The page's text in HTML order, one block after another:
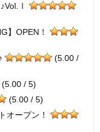
】OPEN！
(5.00 /
/ 5)
(5.00 / 5)
オープン！